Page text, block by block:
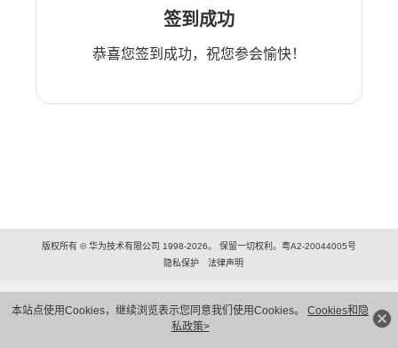
本站点使用Cookies，继续浏览表示您同意我们使用Cookies。 Cookies和隐
私政策>
签到成功
恭喜您签到成功，祝您参会愉快！
版权所有 © 华为技术有限公司 1998-2026。 保留一切权利。粤A2-20044005号
隐私保护
法律声明